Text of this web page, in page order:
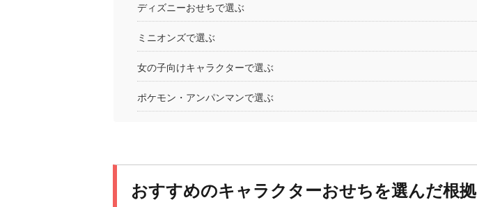
ディズニーおせちで選ぶ
ミニオンズで選ぶ
女の子向けキャラクターで選ぶ
ポケモン・アンパンマンで選ぶ
おすすめのキャラクターおせちを選んだ根拠